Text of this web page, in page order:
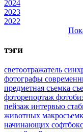
2024
2023
2022
тэги
светоотражатель
фотографы
предметная съемка
фоторепортаж
пейзаж интервью
животных
начинающих софтбокс